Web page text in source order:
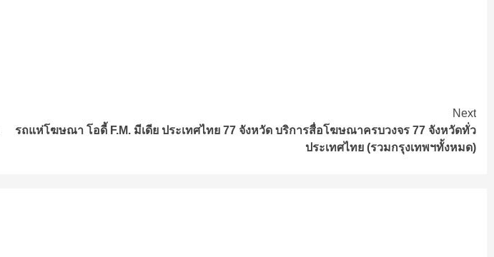
Next
รถแห่โฆษณา โอดี้ F.M. มีเดีย ประเทศไทย 77 จังหวัด บริการสื่อโฆษณาครบวงจร 77 จังหวัดทั่ว
ประเทศไทย (รวมกรุงเทพฯทั้งหมด)